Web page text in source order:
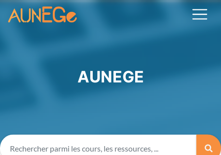
AUNEGE